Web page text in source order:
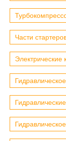
Части
Электрические